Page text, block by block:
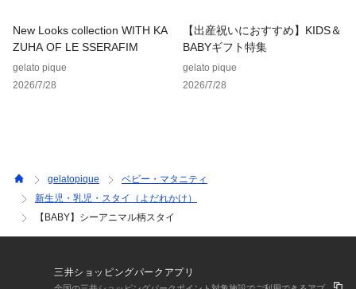
New Looks collection WITH KA
ZUHA OF LE SSERAFIM
gelato pique
2026/7/28
【出産祝いにおすすめ】KIDS＆
BABYギフト特集
gelato pique
2026/7/28
gelatopique
ベビー・マタニティ
新生児・乳児・スタイ（よだれかけ）
【BABY】シーアニマル柄スタイ
三井ショッピングパークアプリ